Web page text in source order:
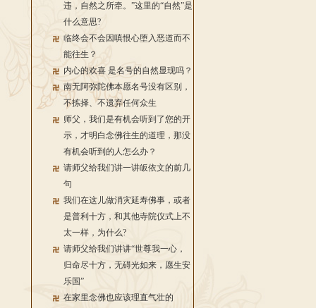
违，自然之所牵。”这里的“自然”是
什么意思?
临终会不会因嗔恨心堕入恶道而不
能往生？
内心的欢喜 是名号的自然显现吗？
南无阿弥陀佛本愿名号没有区别，
不拣择、不遗弃任何众生
师父，我们是有机会听到了您的开
示，才明白念佛往生的道理，那没
有机会听到的人怎么办？
请师父给我们讲一讲皈依文的前几
句
我们在这儿做消灾延寿佛事，或者
是普利十方，和其他寺院仪式上不
太一样，为什么?
请师父给我们讲讲“世尊我一心，
归命尽十方，无碍光如来，愿生安
乐国”
在家里念佛也应该理直气壮的